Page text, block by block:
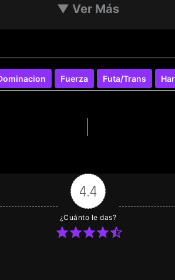
▼ Ver Más
Fuerza Futa/Trans
4.4
¿Cuánto le das?